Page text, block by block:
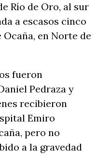
Río de Oro, al sur
a escasos cinco
en Norte de
fueron
Pedraza y
recibieron
Emiro
pero no
a la gravedad